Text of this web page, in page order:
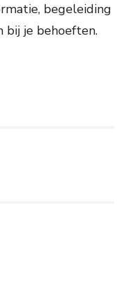
begeleiding
bij je behoeften.